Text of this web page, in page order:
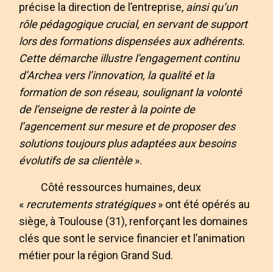
précise la direction de l’entreprise, ainsi qu’un
rôle pédagogique crucial, en servant de support
lors des formations dispensées aux adhérents.
Cette démarche illustre l’engagement continu
d’Archea vers l’innovation, la qualité et la
formation de son réseau, soulignant la volonté
de l’enseigne de rester à la pointe de
l’agencement sur mesure et de proposer des
solutions toujours plus adaptées aux besoins
évolutifs de sa clientèle».
Côté ressources humaines, deux
« recrutements stratégiques» ont été opérés au
siège, à Toulouse (31), renforçant les domaines
clés que sont le service financier et l’animation
métier pour la région Grand Sud.